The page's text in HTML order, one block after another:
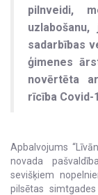
pilnveidi,
sadarbības
ģimenes
novērtēta
rīcība Covid-
Apbalvojums
novada
sevišķiem
pilsētas